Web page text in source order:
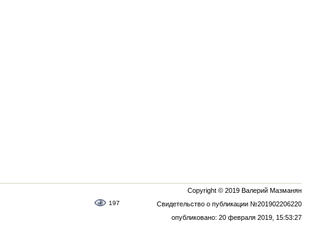
Copyright © 2019 Валерий Мазманян
Свидетельство о публикации №201902206220
опубликовано: 20 февраля 2019, 15:53:27
197